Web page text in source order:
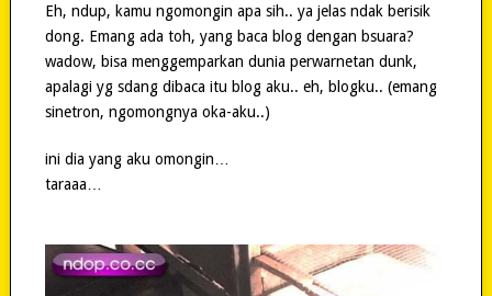
Eh, ndup, kamu ngomongin apa sih.. ya jelas ndak berisik
dong. Emang ada toh, yang baca blog dengan bsuara?
wadow, bisa menggemparkan dunia perwarnetan dunk,
apalagi yg sdang dibaca itu blog aku.. eh, blogku.. (emang
sinetron, ngomongnya oka-aku..)
ini dia yang aku omongin…
taraaa…